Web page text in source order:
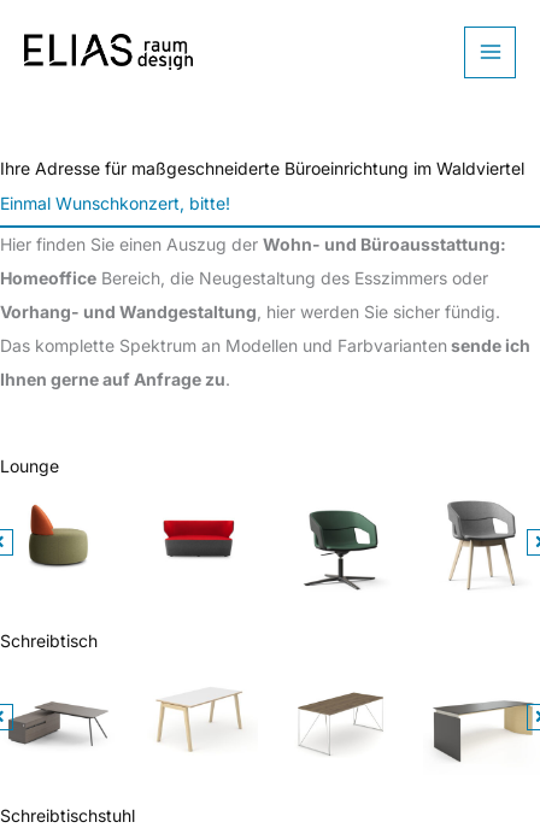
Inhalt
Ihre Adresse für maßgeschneiderte Büroeinrichtung im Waldviertel
Einmal Wunschkonzert, bitte!
Hier finden Sie einen Auszug der Wohn- und Büroausstattung:
Homeoffice Bereich, die Neugestaltung des Esszimmers oder
Vorhang- und Wandgestaltung , hier werden Sie sicher fündig.
Das komplette Spektrum an Modellen und Farbvariantensende ich
Ihnen gerne auf Anfrage zu.
Lounge
Schreibtisch
Schreibtischstuhl